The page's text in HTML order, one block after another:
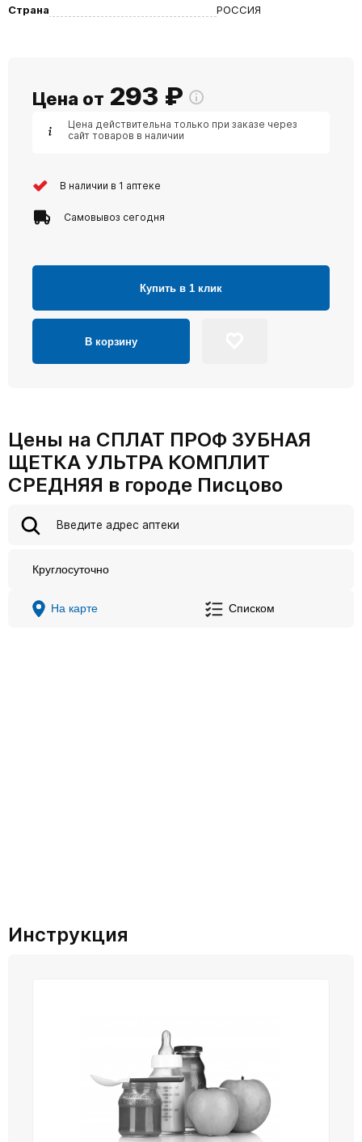
Страна
РОССИЯ
Цена от 293 ₽
Цена действительна только при заказе через
сайт товаров в наличии
В наличии в 1 аптеке
Самовывоз сегодня
Купить в 1 клик
В корзину
Цены на СПЛАТ ПРОФ ЗУБНАЯ
ЩЕТКА УЛЬТРА КОМПЛИТ
СРЕДНЯЯ в городе Писцово
Круглосуточно
На карте Списком
Инструкция